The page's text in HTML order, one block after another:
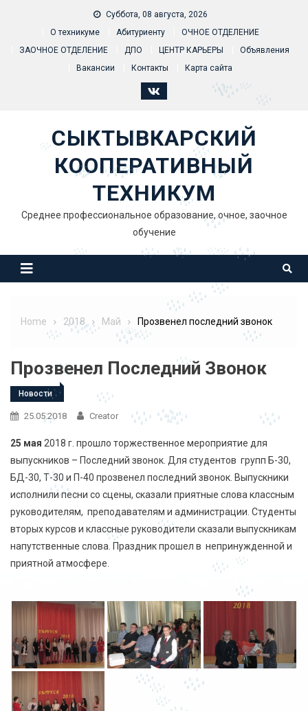
Суббота, 08 августа, 2026
О техникуме
Абитуриенту
ОЧНОЕ ОТДЕЛЕНИЕ
ЗАОЧНОЕ ОТДЕЛЕНИЕ
ДПО ЦЕНТР КАРЬЕРЫ
Объявления
Вакансии
Контакты Карта сайта
СЫКТЫВКАРСКИЙ
КООПЕРАТИВНЫЙ
ТЕХНИКУМ
Среднее профессиональное образование, очное, заочное
обучение
Home 2018 Май Прозвенел последний звонок
Прозвенел Последний Звонок
Новости
25.05.2018 Creator
25 мая 2018 г. прошло торжественное мероприятие для
выпускников – Последний звонок. Для студентов групп Б-30,
БД-30, Т-30 и П-40 прозвенел последний звонок. Выпускники
исполнили песни со сцены, сказали приятные слова классным
руководителям, преподавателям и администрации. Студенты
вторых курсов и классные руководители сказали выпускникам
напутственные слова. Праздник прошел в непринужденной и
приятной атмосфере.